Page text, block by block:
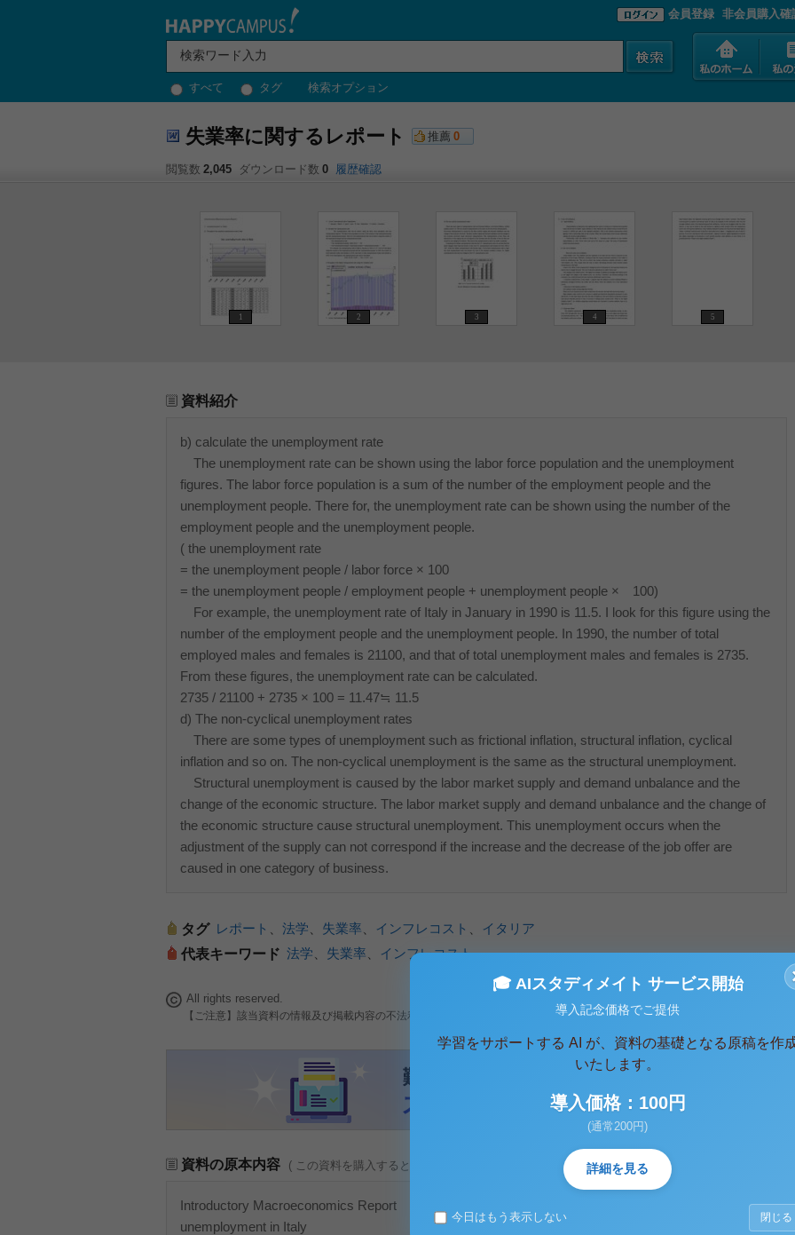
すべて タグ 検索オプション
会員登録 非会員購入確
失業率に関するレポート 推薦 0
閲覧数 2,045 ダウンロード数 0 履歴確認
1 2 3 4 5
資料紹介
b) calculate the unemployment rate
The unemployment rate can be shown using the labor force population and the unemployment
figures. The labor force population is a sum of the number of the employment people and the
unemployment people. There for, the unemployment rate can be shown using the number of the
employment people and the unemployment people.
( the unemployment rate
= the unemployment people / labor force × 100
= the unemployment people / employment people + unemployment people × 100)
For example, the unemployment rate of Italy in January in 1990 is 11.5. I look for this figure using the
number of the employment people and the unemployment people. In 1990, the number of total
employed males and females is 21100, and that of total unemployment males and females is 2735.
From these figures, the unemployment rate can be calculated.
2735 / 21100 + 2735 × 100 = 11.47≒ 11.5
d) The non-cyclical unemployment rates
There are some types of unemployment such as frictional inflation, structural inflation, cyclical
inflation and so on. The non-cyclical unemployment is the same as the structural unemployment.
Structural unemployment is caused by the labor market supply and demand unbalance and the
change of the economic structure. The labor market supply and demand unbalance and the change of
the economic structure cause structural unemployment. This unemployment occurs when the
adjustment of the supply can not correspond if the increase and the decrease of the job offer are
caused in one category of business.
タグ レポート 法学 失業率 インフレコスト
イタリア
代表キーワード 法学 失業率 インフレコスト
All rights reserved.
【ご注意】該当資料の情報及び掲載内容の不法利用、無断転載・配布は著作権法違反となります。
資料の原本内容 ( この資料を購入すると、テキストデータがみえます。 )
Introductory Macroeconomics Report
unemployment in Italy
🎓 AIスタディメイト サービス開始
導入記念価格でご提供
学習をサポートする AI が、資料の基礎となる原稿を作
いたします。
導入価格：100円
(通常200円)
詳細を見る
今日はもう表示しない 閉じる